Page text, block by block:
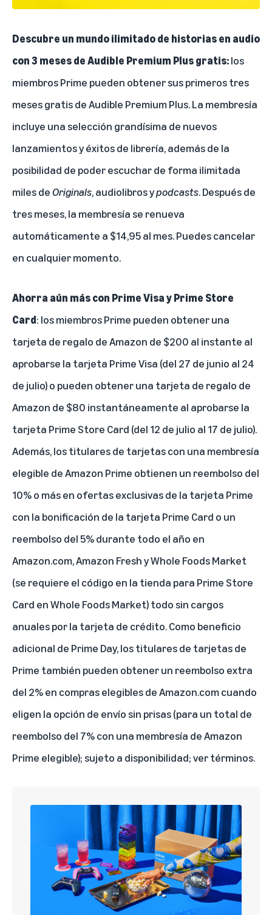
Descubre un mundo ilimitado de historias en audio
con 3 meses de Audible Premium Plus gratis:los
miembros Prime pueden obtener sus primeros tres
meses gratis de Audible Premium Plus. La membresía
incluye una selección grandísima de nuevos
lanzamientos y éxitos de librería, además de la
posibilidad de poder escuchar de forma ilimitada
miles de Originals, audiolibros ypodcasts. Después de
tres meses, la membresía se renueva
automáticamente a $14,95 al mes. Puedes cancelar
en cualquier momento.
Ahorra aún más con Prime Visa y Prime Store
Card: los miembros Prime pueden obtener una
tarjeta de regalo de Amazon de $200 al instante al
aprobarse la tarjeta Prime Visa (del 27 de junio al 24
de julio) o pueden obtener una tarjeta de regalo de
Amazon de $80 instantáneamente al aprobarse la
tarjeta Prime Store Card (del 12 de julio al 17 de julio).
Además, los titulares de tarjetas con una membresía
elegible de Amazon Prime obtienen un reembolso del
10% o más en ofertas exclusivas de la tarjeta Prime
con la bonificación de la tarjeta Prime Card o un
reembolso del 5% durante todo el año en
Amazon.com, Amazon Fresh y Whole Foods Market
(se requiere el código en la tienda para Prime Store
Card en Whole Foods Market) todo sin cargos
anuales por la tarjeta de crédito. Como beneficio
adicional de Prime Day, los titulares de tarjetas de
Prime también pueden obtener un reembolso extra
del 2% en compras elegibles de Amazon.com cuando
eligen la opción de envío sin prisas (para un total de
reembolso del 7% con una membresía de Amazon
Prime elegible); sujeto a disponibilidad;ver términos.